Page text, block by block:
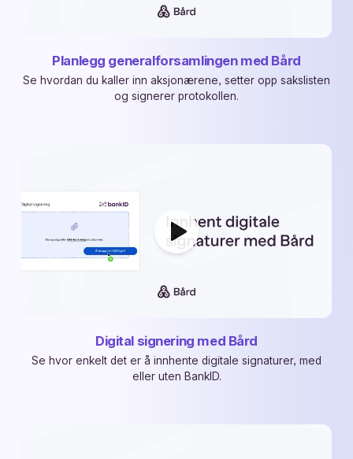
Planlegg generalforsamlingen med Bård
Se hvordan du kaller inn aksjonærene, setter opp sakslisten
og signerer protokollen.
Digital signering med Bård
Se hvor enkelt det er å innhente digitale signaturer, med
eller uten BankID.